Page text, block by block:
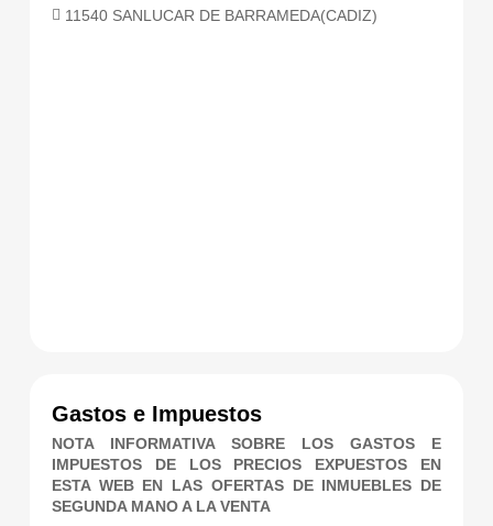
11540 SANLUCAR DE BARRAMEDA(CADIZ)
Gastos e Impuestos
NOTA INFORMATIVA SOBRE LOS GASTOS E
IMPUESTOS DE LOS PRECIOS EXPUESTOS EN
ESTA WEB EN LAS OFERTAS DE INMUEBLES DE
SEGUNDA MANO A LA VENTA